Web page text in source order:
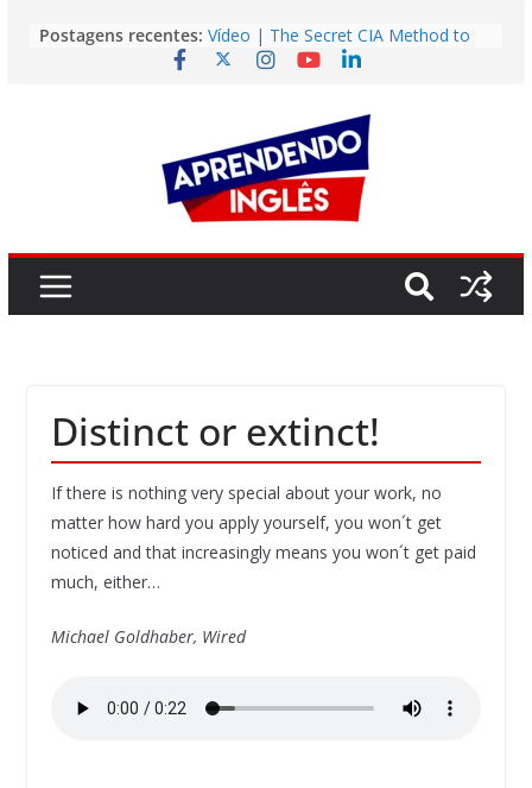
para
Postagens recentes: Vídeo | The Secret CIA Method to
Learn Any Language in 11 Days
Vídeo | Do imaginary friends make
you smarter?
Story | Brasília: The City That Rose
from the Wilderness
Easy English Song | Somewhere
Over the Rainbow (Israel
Distinct or extinct!
If there is nothing very special about your work, no
matter how hard you apply yourself, you won´t get
noticed and that increasingly means you won´t get paid
much, either…
Michael Goldhaber, Wired